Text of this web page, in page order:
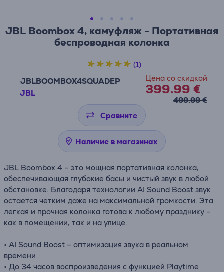
JBL Boombox 4, камуфляж - Портативная
беспроводная колонка
JBLBOOMBOX4SQUADEP
JBL
Цена со скидкой
399.99 €
499.99 €
(1)
Сравните
Наличие в магазинах
JBL Boombox 4 – это мощная портативная колонка,
обеспечивающая глубокие басы и чистый звук в любой
обстановке. Благодаря технологии AI Sound Boost звук
остается четким даже на максимальной громкости. Эта
легкая и прочная колонка готова к любому празднику –
как в помещении, так и на улице.
• AI Sound Boost – оптимизация звука в реальном
времени
• До 34 часов воспроизведения с функцией Playtime